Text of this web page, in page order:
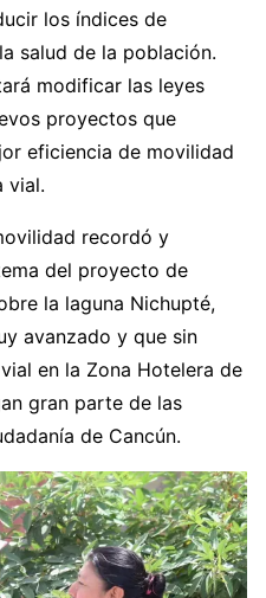
los índices de
salud de la población.
modificar las leyes
proyectos que
eficiencia de movilidad
vial.
recordó y
del proyecto de
la laguna Nichupté,
avanzado y que sin
en la Zona Hotelera de
gran parte de las
de Cancún.